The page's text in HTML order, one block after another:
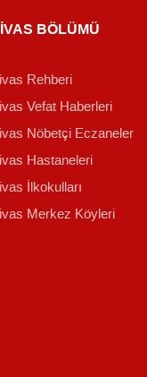
BÖLÜMÜ
Rehberi
Vefat Haberleri
Nöbetçi Eczaneler
Hastaneleri
İlkokulları
Merkez Köyleri